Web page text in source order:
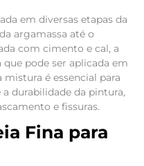
em diversas etapas da
argamassa até o
com cimento e cal, a
pode ser aplicada em
mistura é essencial para
durabilidade da pintura,
e fissuras.
Fina para